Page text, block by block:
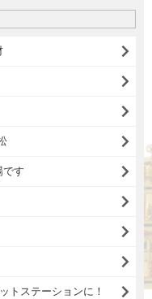
です
トステーションに！